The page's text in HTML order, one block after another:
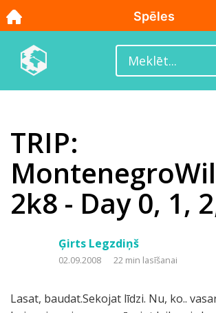
TRIP:
2k8 - Day 0, 1,
Ģirts Legzdiņš
02.09.2008 22 min lasīšanai
Lasat, baudat.Sekojat līdzi. Nu, ko..